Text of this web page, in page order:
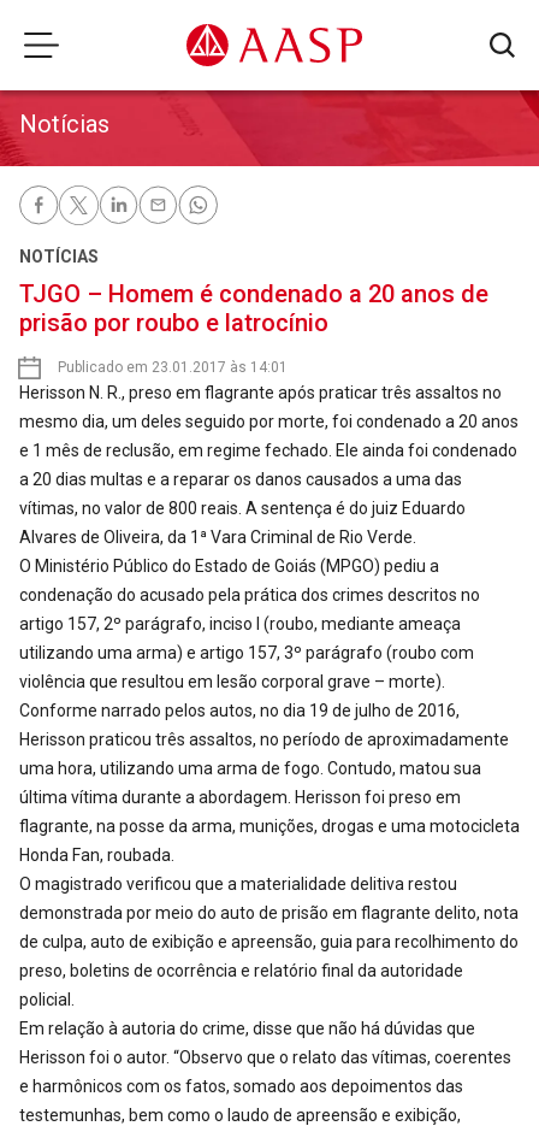
Notícias
NOTÍCIAS
TJGO – Homem é condenado a 20 anos de
prisão por roubo e latrocínio
Publicado em 23.01.2017 às 14:01
Herisson N. R., preso em flagrante após praticar três assaltos no
mesmo dia, um deles seguido por morte, foi condenado a 20 anos
e 1 mês de reclusão, em regime fechado. Ele ainda foi condenado
a 20 dias multas e a reparar os danos causados a uma das
vítimas, no valor de 800 reais. A sentença é do juiz Eduardo
Alvares de Oliveira, da 1ª Vara Criminal de Rio Verde.
O Ministério Público do Estado de Goiás (MPGO) pediu a
condenação do acusado pela prática dos crimes descritos no
artigo 157, 2º parágrafo, inciso I (roubo, mediante ameaça
utilizando uma arma) e artigo 157, 3º parágrafo (roubo com
violência que resultou em lesão corporal grave – morte).
Conforme narrado pelos autos, no dia 19 de julho de 2016,
Herisson praticou três assaltos, no período de aproximadamente
uma hora, utilizando uma arma de fogo. Contudo, matou sua
última vítima durante a abordagem. Herisson foi preso em
flagrante, na posse da arma, munições, drogas e uma motocicleta
Honda Fan, roubada.
O magistrado verificou que a materialidade delitiva restou
demonstrada por meio do auto de prisão em flagrante delito, nota
de culpa, auto de exibição e apreensão, guia para recolhimento do
preso, boletins de ocorrência e relatório final da autoridade
policial.
Em relação à autoria do crime, disse que não há dúvidas que
Herisson foi o autor. “Observo que o relato das vítimas, coerentes
e harmônicos com os fatos, somado aos depoimentos das
testemunhas, bem como o laudo de apreensão e exibição,